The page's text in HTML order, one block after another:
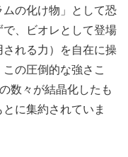
の化け物」として恐
、ビオレとして登場
れる力）を自在に操
の圧倒的な強さこ
数々が結晶化したも
に集約されていま